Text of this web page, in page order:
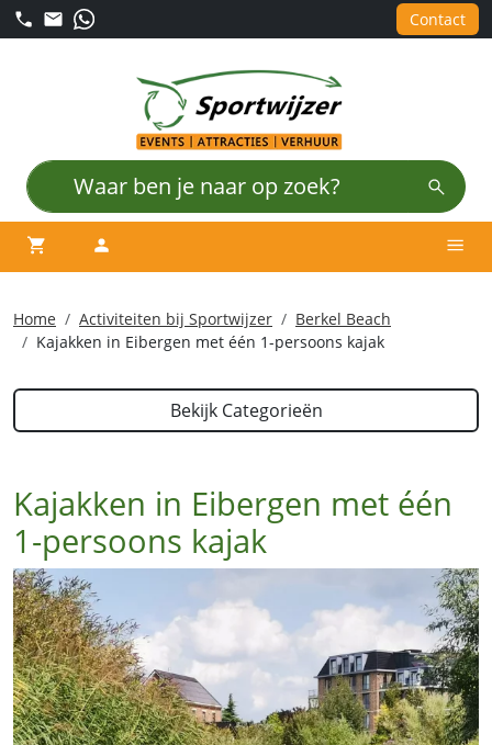
Contact
winkelwagen
account
Home Activiteiten bij Sportwijzer
Berkel Beach
Kajakken in Eibergen met één 1-persoons kajak
Bekijk Categorieën
Kajakken in Eibergen met één
1-persoons kajak